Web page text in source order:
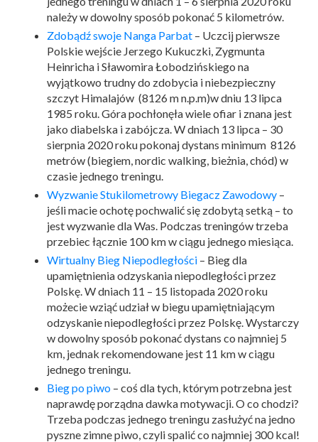
należy w dowolny sposób pokonać 5 kilometrów.
Zdobądź swoje Nanga Parbat – Uczcij pierwsze
Polskie wejście Jerzego Kukuczki, Zygmunta
Heinricha i Sławomira Łobodzińskiego na
wyjątkowo trudny do zdobycia i niebezpieczny
szczyt Himalajów (8126 m n.p.m)w dniu 13 lipca
1985 roku. Góra pochłonęła wiele ofiar i znana jest
jako diabelska i zabójcza. W dniach 13 lipca – 30
sierpnia 2020 roku pokonaj dystans minimum 8126
metrów (biegiem, nordic walking, bieżnia, chód) w
czasie jednego treningu.
Wyzwanie Stukilometrowy Biegacz Zawodowy –
jeśli macie ochotę pochwalić się zdobytą setką – to
jest wyzwanie dla Was. Podczas treningów trzeba
przebiec łącznie 100 km w ciągu jednego miesiąca.
Wirtualny Bieg Niepodległości – Bieg dla
upamiętnienia odzyskania niepodległości przez
Polskę. W dniach 11 – 15 listopada 2020 roku
możecie wziąć udział w biegu upamiętniającym
odzyskanie niepodległości przez Polskę. Wystarczy
w dowolny sposób pokonać dystans co najmniej 5
km, jednak rekomendowane jest 11 km w ciągu
jednego treningu.
Bieg po piwo – coś dla tych, którym potrzebna jest
naprawdę porządna dawka motywacji. O co chodzi?
Trzeba podczas jednego treningu zasłużyć na jedno
pyszne zimne piwo, czyli spalić co najmniej 300 kcal!